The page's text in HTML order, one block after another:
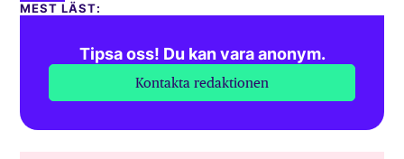
MEST LÄST:
Tipsa oss! Du kan vara anonym.
Kontakta redaktionen